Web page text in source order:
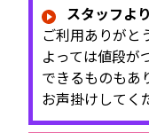
スタッフより
ご利用ありがと
よっては値段が
できるものもあ
お声掛けしてく